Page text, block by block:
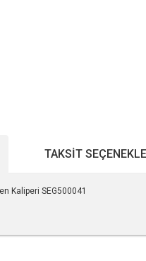
TAKSIT
Kaliperi SEG500041